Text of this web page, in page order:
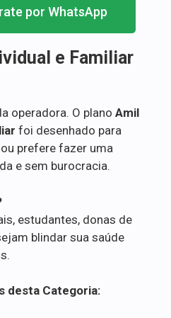
por WhatsApp
e Familiar
operadora. O plano Amil
foi desenhado para
prefere fazer uma
e sem burocracia.
estudantes, donas de
blindar sua saúde
desta Categoria: